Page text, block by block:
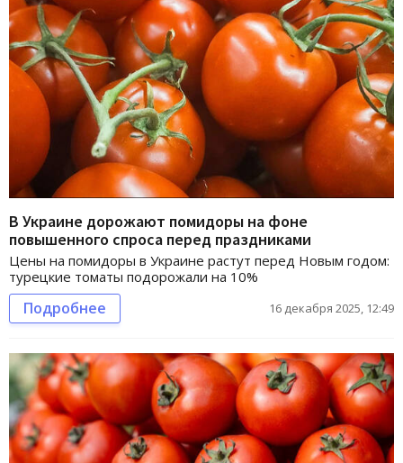
В Украине дорожают помидоры на фоне
повышенного спроса перед праздниками
Цены на помидоры в Украине растут перед Новым годом:
турецкие томаты подорожали на 10%
Подробнее 16 декабря 2025, 12:49